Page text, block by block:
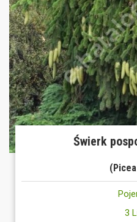
Świerk
3